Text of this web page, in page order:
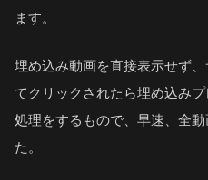
ます。
埋め込み動画を直接表示せず
てクリックされたら埋め込み
処理をするもので、早速、全
た。